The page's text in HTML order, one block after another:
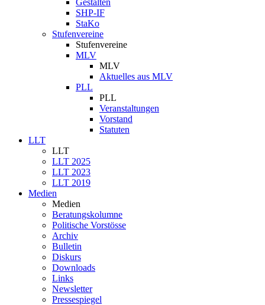
Gestalten
SHP-IF
StaKo
Stufenvereine
Stufenvereine
MLV
MLV
Aktuelles aus MLV
PLL
PLL
Veranstaltungen
Vorstand
Statuten
LLT
LLT
LLT 2025
LLT 2023
LLT 2019
Medien
Medien
Beratungskolumne
Politische Vorstösse
Archiv
Bulletin
Diskurs
Downloads
Links
Newsletter
Pressespiegel